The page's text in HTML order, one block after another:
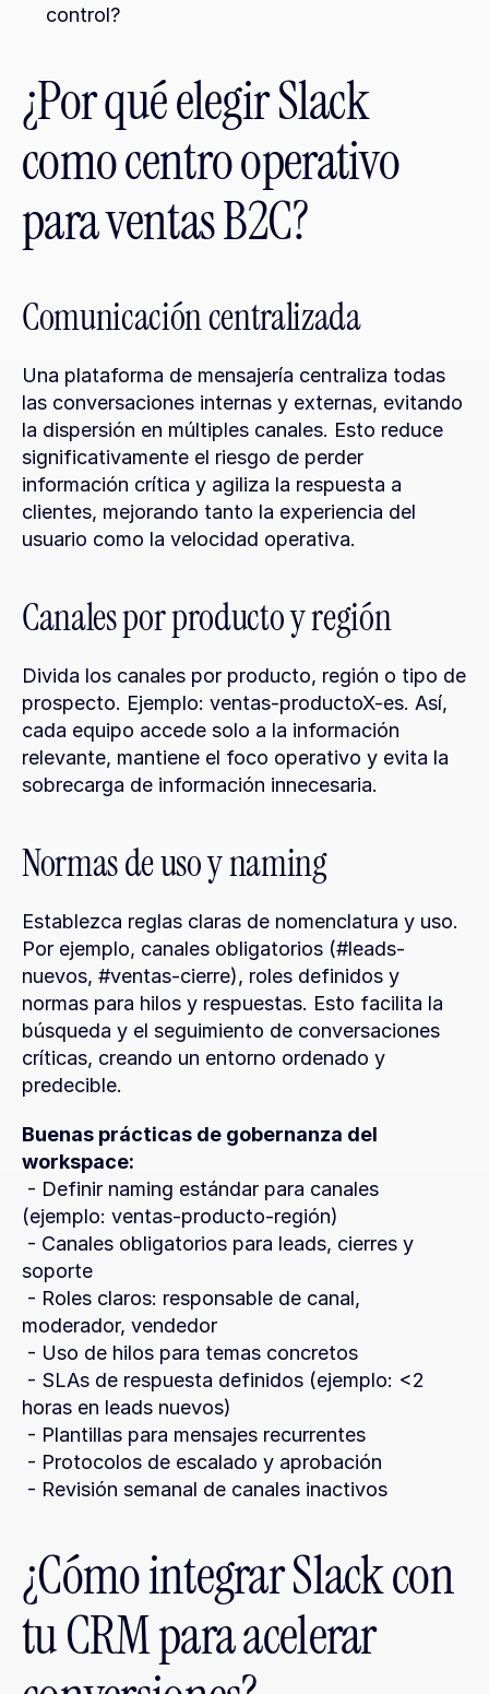
control?
¿Por qué elegir Slack
como centro operativo
para ventas B2C?
Comunicación centralizada
Una plataforma de mensajería centraliza todas
las conversaciones internas y externas, evitando
la dispersión en múltiples canales. Esto reduce
significativamente el riesgo de perder
información crítica y agiliza la respuesta a
clientes, mejorando tanto la experiencia del
usuario como la velocidad operativa.
Canales por producto y región
Divida los canales por producto, región o tipo de
prospecto. Ejemplo: ventas-productoX-es. Así,
cada equipo accede solo a la información
relevante, mantiene el foco operativo y evita la
sobrecarga de información innecesaria.
Normas de uso y naming
Establezca reglas claras de nomenclatura y uso.
Por ejemplo, canales obligatorios (#leads-
nuevos, #ventas-cierre), roles definidos y
normas para hilos y respuestas. Esto facilita la
búsqueda y el seguimiento de conversaciones
críticas, creando un entorno ordenado y
predecible.
Buenas prácticas de gobernanza del
workspace:
(ejemplo: ventas-producto-región)
soporte
moderador, vendedor
- Uso de hilos para temas concretos
horas en leads nuevos)
- Plantillas para mensajes recurrentes
- Protocolos de escalado y aprobación
- Revisión semanal de canales inactivos
¿Cómo integrar Slack con
tu CRM para acelerar